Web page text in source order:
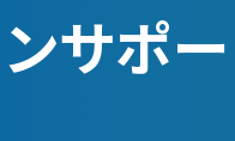
サポ